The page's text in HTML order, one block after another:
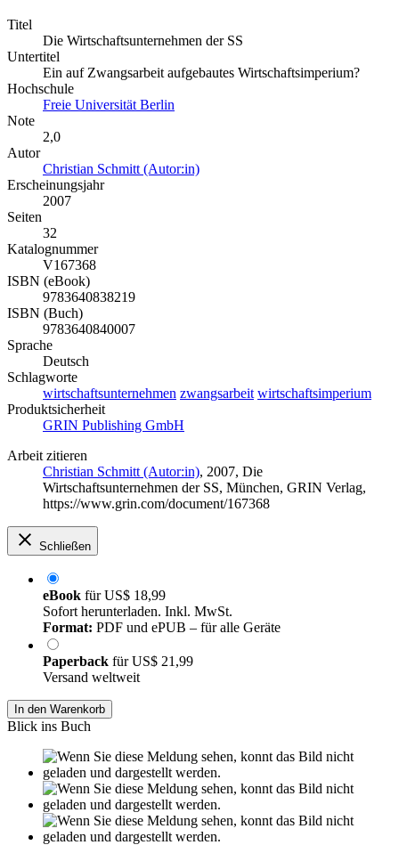
Titel
Die Wirtschaftsunternehmen der SS
Untertitel
Ein auf Zwangsarbeit aufgebautes Wirtschaftsimperium?
Hochschule
Freie Universität Berlin
Note
2,0
Autor
Christian Schmitt (Autor:in)
Erscheinungsjahr
2007
Seiten
32
Katalognummer
V167368
ISBN (eBook)
9783640838219
ISBN (Buch)
9783640840007
Sprache
Deutsch
Schlagworte
wirtschaftsunternehmen zwangsarbeit wirtschaftsimperium
Produktsicherheit
GRIN Publishing GmbH
Arbeit zitieren
Christian Schmitt (Autor:in), 2007, Die
Wirtschaftsunternehmen der SS, München, GRIN Verlag,
https://www.grin.com/document/167368
Schließen
eBook fürUS$ 18,99
Sofort herunterladen. Inkl. MwSt.
Format: PDF und ePUB – für alle Geräte
Paperback fürUS$ 21,99
Versand weltweit
In den Warenkorb
Blick ins Buch